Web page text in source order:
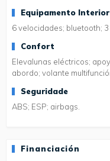
Equipamento Interior
6 velocidades; bluetooth; 3
Confort
Elevalunas eléctricos;
abordo; volante
Seguridade
ABS; ESP; airbags.
Financiación